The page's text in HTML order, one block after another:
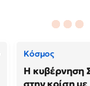
Κόσμος
Η κυβέρνηση
στην κρίση